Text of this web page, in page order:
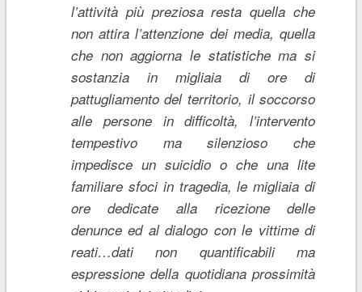
l’attività più preziosa resta quella che
non attira l’attenzione dei media, quella
che non aggiorna le statistiche ma si
sostanzia in migliaia di ore di
pattugliamento del territorio, il soccorso
alle persone in difficoltà, l’intervento
tempestivo ma silenzioso che
impedisce un suicidio o che una lite
familiare sfoci in tragedia, le migliaia di
ore dedicate alla ricezione delle
denunce ed al dialogo con le vittime di
reati…dati non quantificabili ma
espressione della quotidiana prossimità